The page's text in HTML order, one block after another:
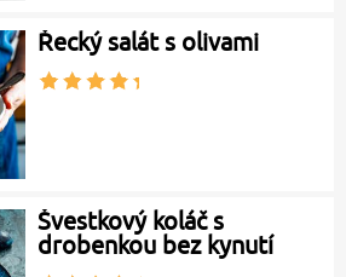
Řecký salát s olivami
Švestkový koláč s
drobenkou bez kynutí